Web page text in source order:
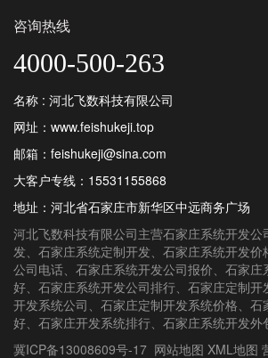
咨询热线
4000-500-263
名称 : 河北飞数科技有限公司
网址：www.feishukeji.top
邮箱：feishukeji@sina.com
大客户专线： 15531155868
地址：河北省石家庄市新华区中远商务广场
河北飞数科技有限公司主营石家庄系统开发公
发
石家庄系统定制开发 石家庄系统开发价
公司电话
石家庄系统开发公司报价
石家庄
好
石家庄系统开发公司排行 石家庄定制开
开发系统公司
石家庄定制开发系统价格
石
好
石家庄开发系统排行
石家庄系统开发外
冀ICP备13008609号-17 网站地图 XML地图